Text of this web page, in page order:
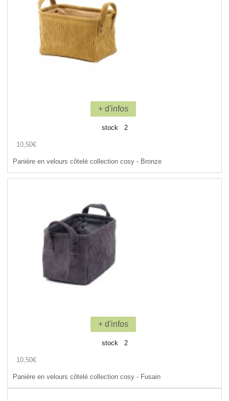
+ d'infos
stock 2
10,50€
Panière en velours côtelé collection cosy - Bronze
+ d'infos
stock 2
10,50€
Panière en velours côtelé collection cosy - Fusain